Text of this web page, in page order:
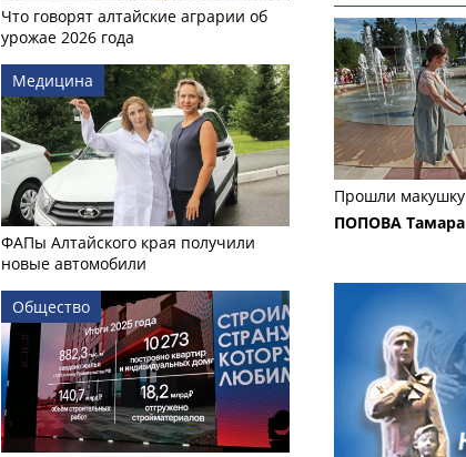
Что говорят алтайские аграрии об
урожае 2026 года
Медицина
ФАПы Алтайского края получили
новые автомобили
Общество
Прошли макушку
ПОПОВА Тамара